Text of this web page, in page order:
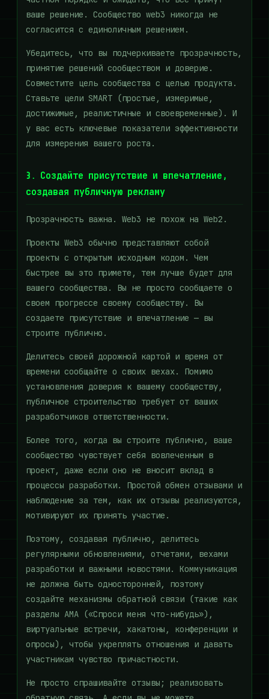
ваше решение. Сообщество web3 никогда не
согласится с единоличным решением.
Убедитесь, что вы подчеркиваете прозрачность,
принятие решений сообществом и доверие.
Совместите цель сообщества с целью продукта.
Ставьте цели SMART (простые, измеримые,
достижимые, реалистичные и своевременные). И
у вас есть ключевые показатели эффективности
для измерения вашего роста.
3. Создайте присутствие и впечатление,
создавая публичную рекламу
Прозрачность важна. Web3 не похож на Web2.
Проекты Web3 обычно представляют собой
проекты с открытым исходным кодом. Чем
быстрее вы это примете, тем лучше будет для
вашего сообщества. Вы не просто сообщаете о
своем прогрессе своему сообществу. Вы
создаете присутствие и впечатление — вы
строите публично.
Делитесь своей дорожной картой и время от
времени сообщайте о своих вехах. Помимо
установления доверия к вашему сообществу,
публичное строительство требует от ваших
разработчиков ответственности.
Более того, когда вы строите публично, ваше
сообщество чувствует себя вовлеченным в
проект, даже если оно не вносит вклад в
процессы разработки. Простой обмен отзывами и
наблюдение за тем, как их отзывы реализуются,
мотивируют их принять участие.
Поэтому, создавая публично, делитесь
регулярными обновлениями, отчетами, вехами
разработки и важными новостями. Коммуникация
не должна быть односторонней, поэтому
создайте механизмы обратной связи (такие как
разделы AMA («Спроси меня что-нибудь»),
виртуальные встречи, хакатоны, конференции и
опросы), чтобы укреплять отношения и давать
участникам чувство причастности.
Не просто спрашивайте отзывы; реализовать